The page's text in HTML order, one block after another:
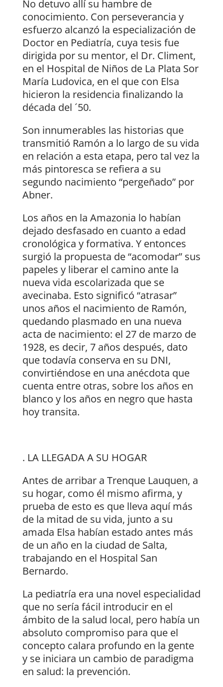
No detuvo allí su hambre de
conocimiento. Con perseverancia y
esfuerzo alcanzó la especialización de
Doctor en Pediatría, cuya tesis fue
dirigida por su mentor, el Dr. Climent,
en el Hospital de Niños de La Plata Sor
María Ludovica, en el que con Elsa
hicieron la residencia finalizando la
década del ´50.
Son innumerables las historias que
transmitió Ramón a lo largo de su vida
en relación a esta etapa, pero tal vez la
más pintoresca se refiera a su
segundo nacimiento “pergeñado” por
Abner.
Los años en la Amazonia lo habían
dejado desfasado en cuanto a edad
cronológica y formativa. Y entonces
surgió la propuesta de “acomodar” sus
papeles y liberar el camino ante la
nueva vida escolarizada que se
avecinaba. Esto significó “atrasar”
unos años el nacimiento de Ramón,
quedando plasmado en una nueva
acta de nacimiento: el 27 de marzo de
1928, es decir, 7 años después, dato
que todavía conserva en su DNI,
convirtiéndose en una anécdota que
cuenta entre otras, sobre los años en
blanco y los años en negro que hasta
hoy transita.
. LA LLEGADA A SU HOGAR
Antes de arribar a Trenque Lauquen, a
su hogar, como él mismo afirma, y
prueba de esto es que lleva aquí más
de la mitad de su vida, junto a su
amada Elsa habían estado antes más
de un año en la ciudad de Salta,
trabajando en el Hospital San
Bernardo.
La pediatría era una novel especialidad
que no sería fácil introducir en el
ámbito de la salud local, pero había un
absoluto compromiso para que el
concepto calara profundo en la gente
y se iniciara un cambio de paradigma
en salud: la prevención.